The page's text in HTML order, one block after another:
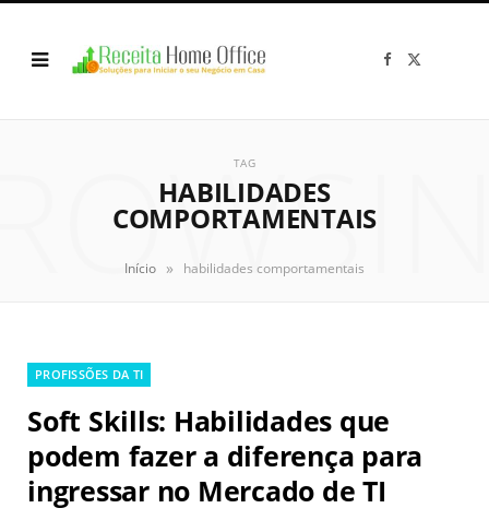
F
TAG
HABILIDADES
COMPORTAMENTAIS
Início » habilidades comportamentais
PROFISSÕES DA TI
Soft Skills: Habilidades que
podem fazer a diferença para
ingressar no Mercado de TI